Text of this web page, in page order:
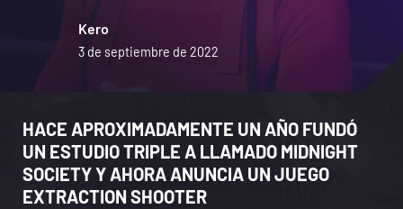
3 de septiembre de 2022
Kero
HACE APROXIMADAMENTE UN AÑO FUNDÓ
UN ESTUDIO TRIPLE A LLAMADO MIDNIGHT
SOCIETY Y AHORA ANUNCIA UN JUEGO
EXTRACTION SHOOTER